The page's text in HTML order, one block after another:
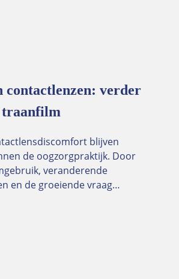
contactlenzen: verder
traanfilm
blijven
de oogzorgpraktijk. Door
veranderende
en de groeiende vraag…